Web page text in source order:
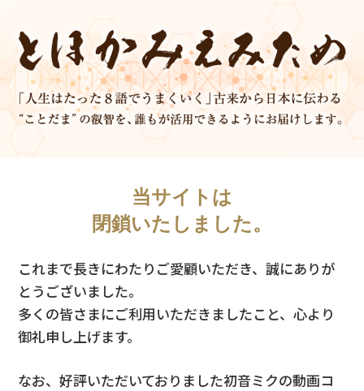
当サイトは
閉鎖いたしました。
これまで長きにわたりご愛顧いただき、誠にありが
とうございました。
多くの皆さまにご利用いただきましたこと、心より
御礼申し上げます。
なお、好評いただいておりました初音ミクの動画コ